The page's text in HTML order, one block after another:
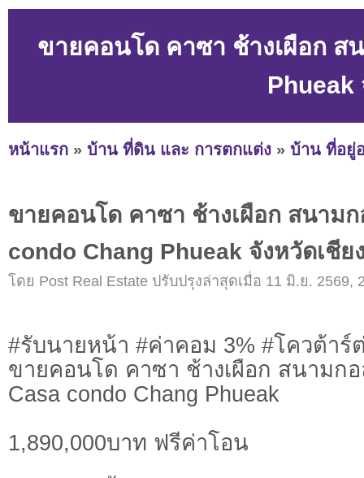
ขายคอนโด คาซา ช้างเผือก
Phueak
หน้าแรก » บ้าน ที่ดิน และ การตกแต่ง » บ้าน ที่อยู่
ขายคอนโด คาซา ช้างเผือก สนาม
condo Chang Phueak จังหวัดเชีย
โดย Post Real Estate ปรับปรุงล่าสุดเมื่อ 11 มิ.ย. 2569,
#รับนายหน้า #ค่าคอม 3% #โควต้าร์
ขายคอนโด คาซา ช้างเผือก สนามก
Casa condo Chang Phueak
1,890,000บาท ฟรีค่าโอน